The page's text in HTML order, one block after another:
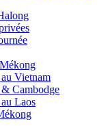
Vietnam
Cambodge
Laos